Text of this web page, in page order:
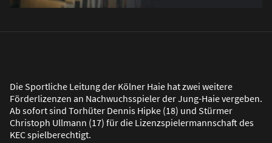
Die Sportliche Leitung der Kölner Haie hat zwei weitere
Förderlizenzen an Nachwuchsspieler der Jung-Haie vergeben.
Ab sofort sind Torhüter Dennis Hipke (18) und Stürmer
Christoph Ullmann (17) für die Lizenzspielermannschaft des
KEC spielberechtigt.